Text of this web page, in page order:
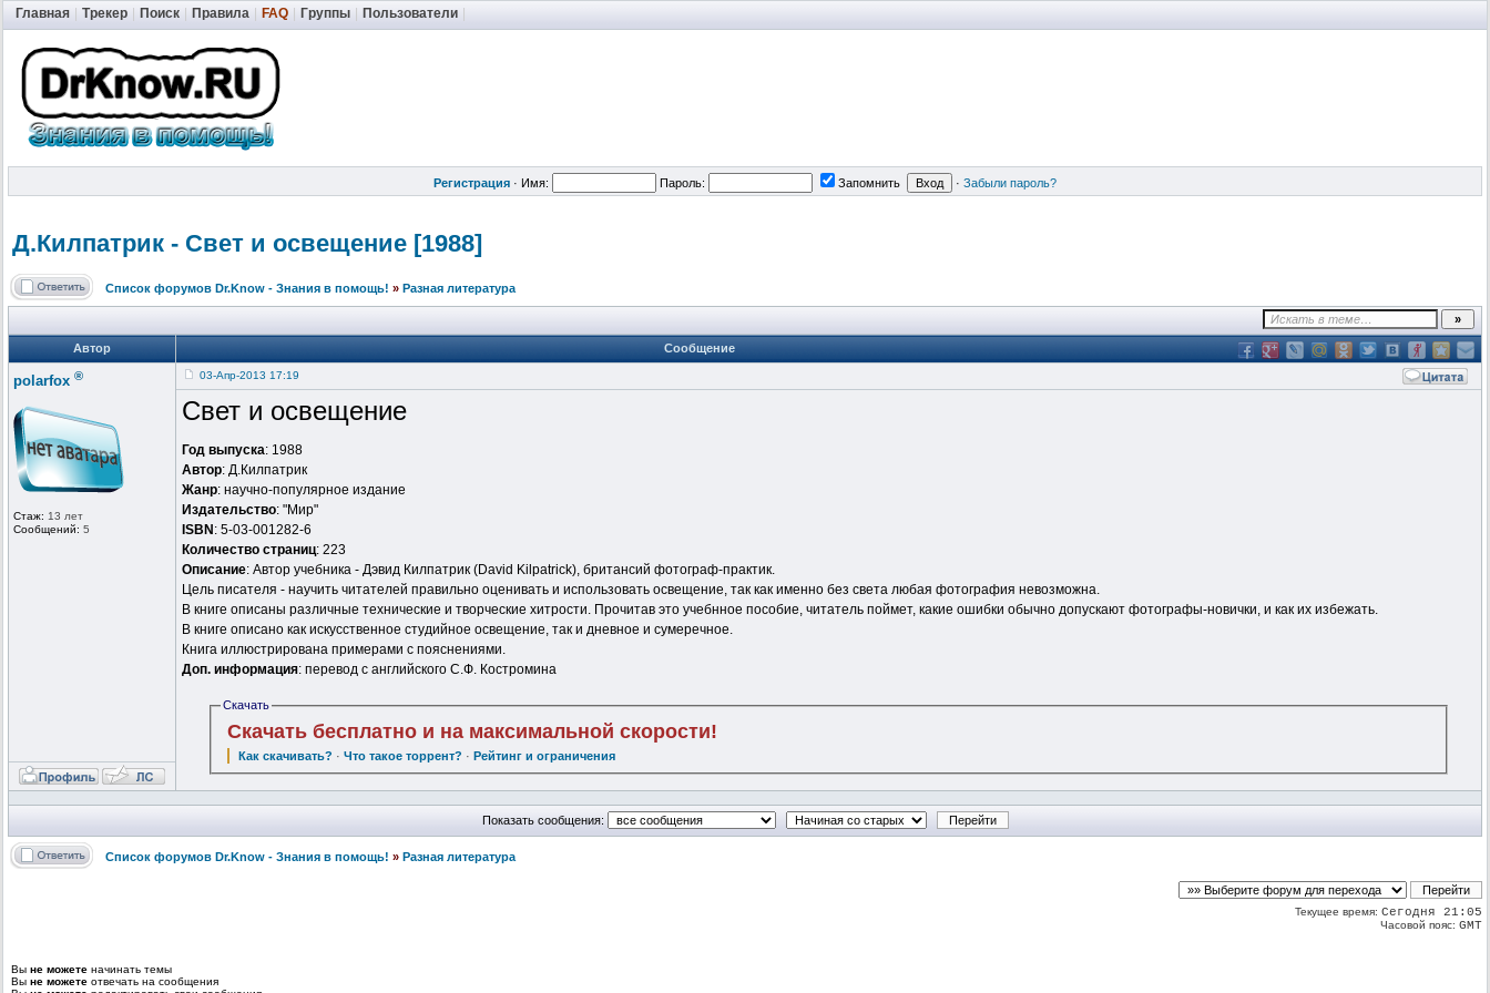
Главная Трекер Поиск Правила FAQ Группы Пользователи
Регистрация · Имя: Пароль: Запомнить · Забыли пароль?
Д.Килпатрик - Свет и освещение [1988]
Список форумов Dr.Know - Знания в помощь! » Разная литература
Автор Сообщение
polarfox ®
Стаж: 13 лет
Сообщений: 5
03-Апр-2013 17:19
Свет и освещение
Год выпуска: 1988
Автор: Д.Килпатрик
Жанр: научно-популярное издание
Издательство: "Мир"
ISBN : 5-03-001282-6
Количество страниц: 223
Описание: Автор учебника - Дэвид Килпатрик (David Kilpatrick), британсий фотограф-практик.
Цель писателя - научить читателей правильно оценивать и использовать освещение, так как именно без света любая фотография невозможна.
В книге описаны различные технические и творческие хитрости. Прочитав это учебнное пособие, читатель поймет, какие ошибки обычно допускают фотографы-новички, и как их избежать.
В книге описано как искусственное студийное освещение, так и дневное и сумеречное.
Книга иллюстрирована примерами с пояснениями.
Доп. информация: перевод с английского С.Ф. Костромина
Скачать
Скачать бесплатно и на максимальной скорости!
Как скачивать? ·Что такое торрент? · Рейтинг и ограничения
Показать сообщения:
Список форумов Dr.Know - Знания в помощь! » Разная литература
Текущее время: Сегодня 21:05
Часовой пояс: GMT
Вы не можете начинать темы
Вы не можете отвечать на сообщения